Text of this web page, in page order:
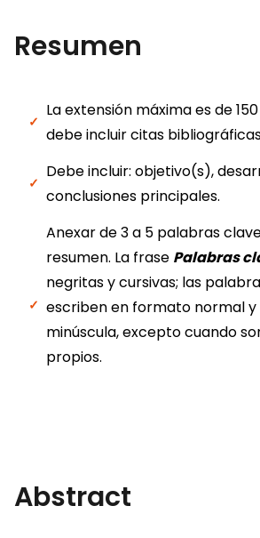
Resumen
La extensión máxima es de
debe incluir citas
Debe incluir: objetivo(s),
conclusiones principales.
Anexar de 3 a 5 palabras
resumen. La frase Palabras
negritas y cursivas; las
escriben en formato normal y
minúscula, excepto cuando
propios.
Abstract